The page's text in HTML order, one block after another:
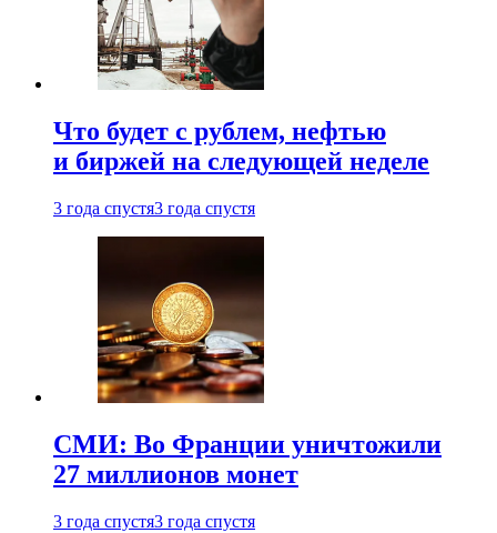
Что будет с рублем, нефтью
и биржей на следующей неделе
3 года спустя3 года спустя
СМИ: Во Франции уничтожили
27 миллионов монет
3 года спустя3 года спустя